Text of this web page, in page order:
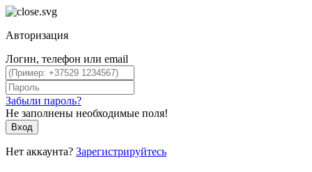
Авторизация
Логин, телефон или email
Забыли пароль?
Не заполнены необходимые поля!
Вход
Нет аккаунта? Зарегистрируйтесь